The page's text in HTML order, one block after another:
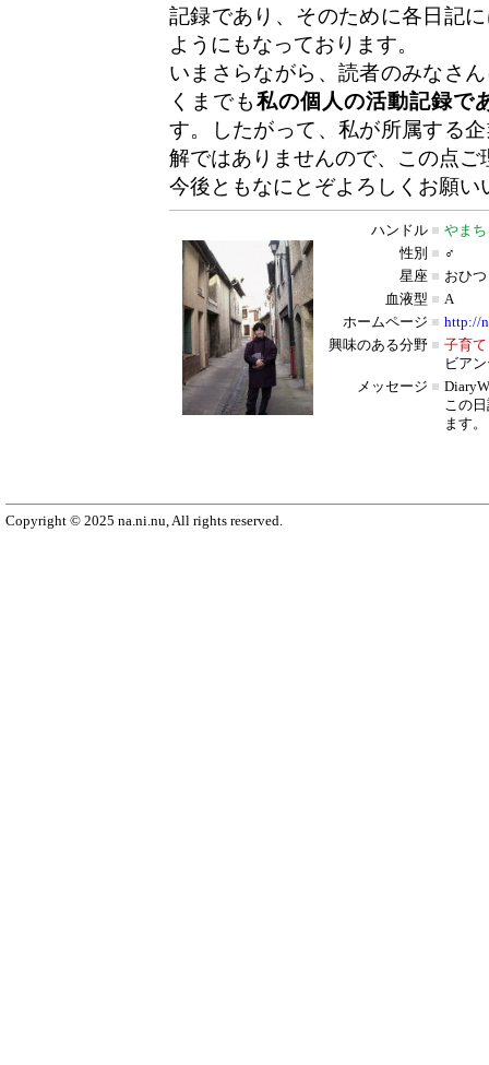
記録であり、そのために各日記
ようにもなっております。
いまさらながら、読者のみなさ
くまでも私の個人の活動記録で
す。したがって、私が所属する
解ではありませんので、この点
今後ともなにとぞよろしくお願い
ハンドル ■ やま
性別 ■ ♂
星座 ■ おひ
血液型 ■ A
ホームページ ■ http://
興味のある分野 ■ 子育て
ビア
メッセージ ■
この
ます。
Copyright © 2025 na.ni.nu, All rights reserved.